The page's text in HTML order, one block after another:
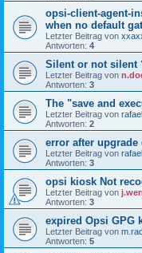
opsi-client-agent-
when no default
Letzter Beitrag von
Antworten: 4
Silent or not silent
Letzter Beitrag von
Antworten: 3
The "save and
Letzter Beitrag von
Antworten: 2
error after upgrade
Letzter Beitrag von
Antworten: 3
opsi kiosk Not
Letzter Beitrag von
Antworten: 3
expired Opsi GPG
Letzter Beitrag von
Antworten: 5